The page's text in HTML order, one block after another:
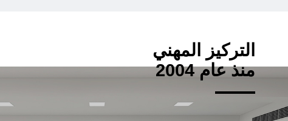
التركيز المهني
منذ عام 2004